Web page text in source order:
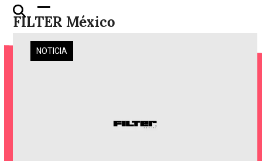
Skip
FILTER México
Open
mobile
menu
Close
mobile
menu
NOTICIA